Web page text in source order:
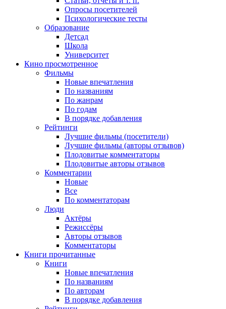
Опросы посетителей
Психологические тесты
Образование
Детсад
Школа
Университет
Кино просмотренное
Фильмы
Новые впечатления
По названиям
По жанрам
По годам
В порядке добавления
Рейтинги
Лучшие фильмы (посетители)
Лучшие фильмы (авторы отзывов)
Плодовитые комментаторы
Плодовитые авторы отзывов
Комментарии
Новые
Все
По комментаторам
Люди
Актёры
Режиссёры
Авторы отзывов
Комментаторы
Книги прочитанные
Книги
Новые впечатления
По названиям
По авторам
В порядке добавления